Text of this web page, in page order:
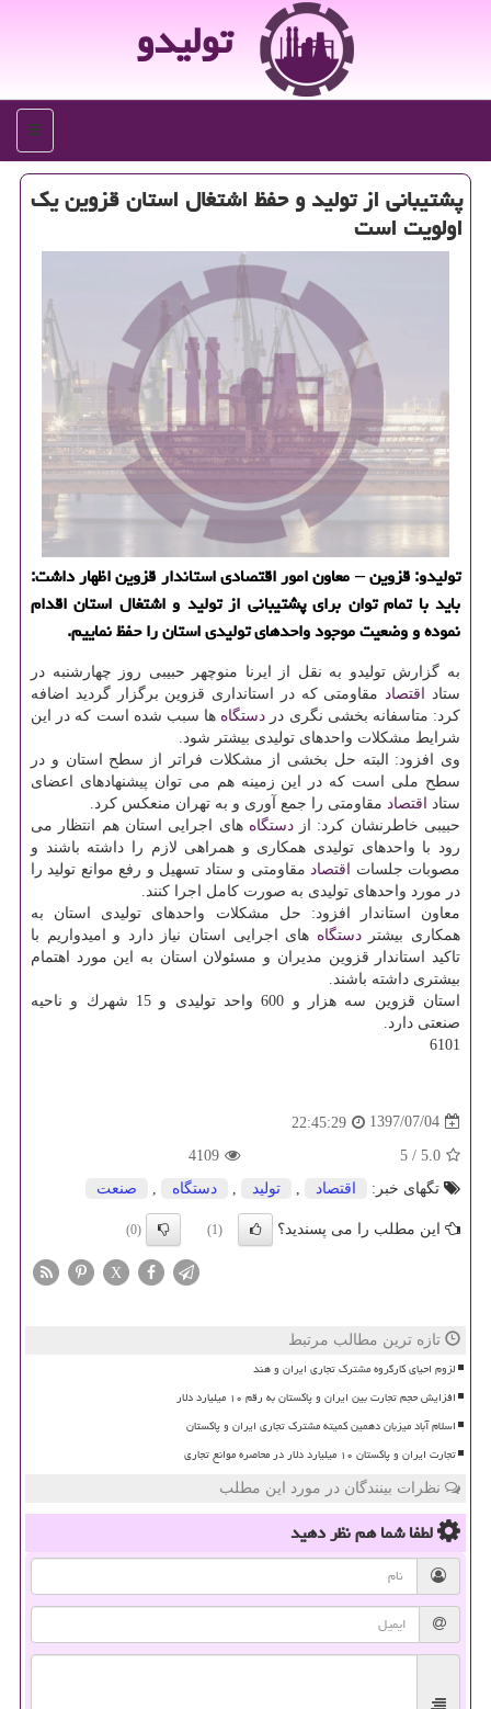
تولیدو
منو
پشتیبانی از تولید و حفظ اشتغال استان قزوین یك
اولویت است
تولیدو: قزوین – معاون امور اقتصادی استاندار قزوین اظهار داشت:
باید با تمام توان برای پشتیبانی از تولید و اشتغال استان اقدام
نموده و وضعیت موجود واحدهای تولیدی استان را حفظ نماییم.
به گزارش تولیدو به نقل از ایرنا منوچهر حبیبی روز چهارشنبه در
ستاد
اقتصادمقاومتی كه در استانداری قزوین برگزار گردید اضافه
كرد: متاسفانه بخشی نگری در دستگاه ها سبب شده است كه در این
شرایط مشكلات واحدهای تولیدی بیشتر شود.
وی افزود: البته حل بخشی از مشكلات فراتر از سطح استان و در
سطح ملی است كه در این زمینه هم می توان پیشنهادهای اعضای
ستاد اقتصاد مقاومتی را جمع آوری و به تهران منعكس كرد.
حبیبی خاطرنشان كرد: ازدستگاه های اجرایی استان هم انتظار می
رود با واحدهای تولیدی همكاری و همراهی لازم را داشته باشند و
مصوبات جلسات
اقتصادمقاومتی و ستاد تسهیل و رفع موانع تولید را
در مورد واحدهای تولیدی به صورت كامل اجرا كنند.
معاون استاندار افزود: حل مشكلات واحدهای تولیدی استان به
همكاری بیشتردستگاه های اجرایی استان نیاز دارد و امیدواریم با
تاكید استاندار قزوین مدیران و مسئولان استان به این مورد اهتمام
بیشتری داشته باشند.
استان قزوین سه هزار و 600 واحد تولیدی و 15 شهرك و ناحیه
صنعتی دارد.
6101
1397/07/04
22:45:29
5.0
/
5
4109
تگهای خبر:
اقتصاد تولید دستگاه صنعت
این مطلب را می پسندید؟ (1)
(0)
X
تازه ترین مطالب مرتبط
لزوم احیای کارگروه مشترک تجاری ایران و هند
افزایش حجم تجارت بین ایران و پاکستان به رقم ۱۰ میلیارد دلار
اسلام آباد میزبان دهمین کمیته مشترک تجاری ایران و پاکستان
تجارت ایران و پاکستان ۱۰ میلیارد دلار در محاصره موانع تجاری
نظرات بینندگان در مورد این مطلب
لطفا شما همنظر دهید